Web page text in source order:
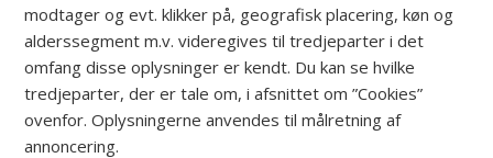
modtager og evt. klikker på, geografisk placering, køn og
alderssegment m.v. videregives til tredjeparter i det
omfang disse oplysninger er kendt. Du kan se hvilke
tredjeparter, der er tale om, i afsnittet om ”Cookies”
ovenfor. Oplysningerne anvendes til målretning af
annoncering.